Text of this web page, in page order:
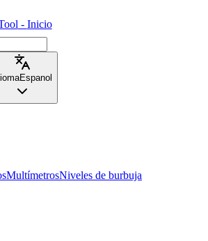
- Inicio
Espanol
MultímetrosNiveles de burbuja